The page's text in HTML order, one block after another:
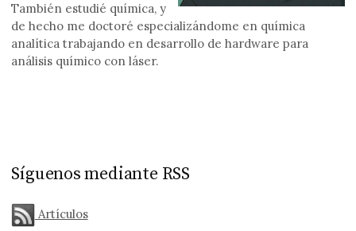
También estudié química, y
de hecho me doctoré especializándome en química
analítica trabajando en desarrollo de hardware para
análisis químico con láser.
Síguenos mediante RSS
Artículos